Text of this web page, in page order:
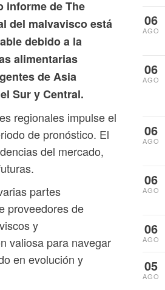
informe de The
del malvavisco está
debido a la
alimentarias
de Asia
Sur y Central.
regionales impulse el
de pronóstico. El
del mercado,
partes
proveedores de
y
valiosa para navegar
en evolución y
06
AGO
06
AGO
06
AGO
06
AGO
06
AGO
05
AGO